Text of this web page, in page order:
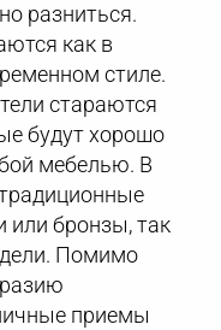
разниться.
как в
стиле.
стараются
будут хорошо
мебелью. В
или бронзы, так
Помимо
приемы